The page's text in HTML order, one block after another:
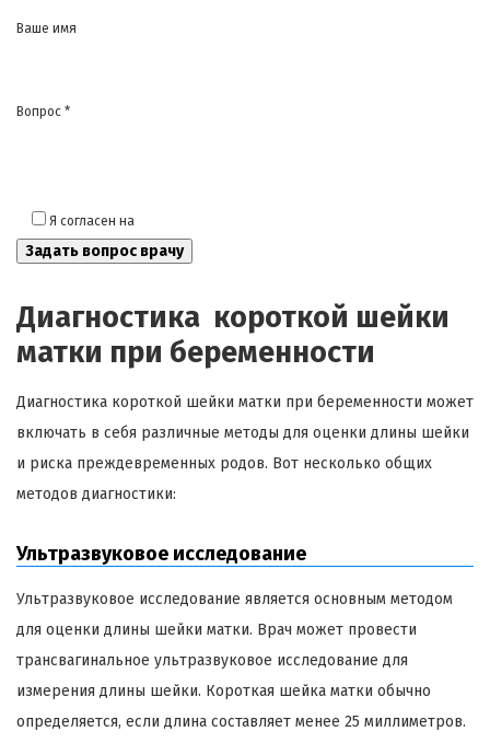
Ваше имя
Вопрос *
Я согласен на
Диагностика короткой шейки
матки при беременности
Диагностика короткой шейки матки при беременности может
включать в себя различные методы для оценки длины шейки
и риска преждевременных родов. Вот несколько общих
методов диагностики:
Ультразвуковое исследование
Ультразвуковое исследование является основным методом
для оценки длины шейки матки. Врач может провести
трансвагинальное ультразвуковое исследование для
измерения длины шейки. Короткая шейка матки обычно
определяется, если длина составляет менее 25 миллиметров.